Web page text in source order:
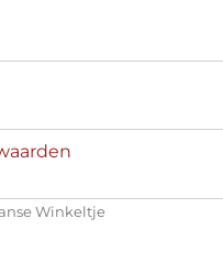
Winkeltje